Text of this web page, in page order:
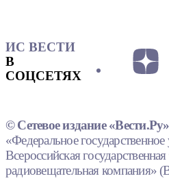
ИС ВЕСТИ
В
СОЦСЕТЯХ
© Сетевое издание «Вести.Ру»
«Федеральное
Всероссийская
радиовещательная компания»